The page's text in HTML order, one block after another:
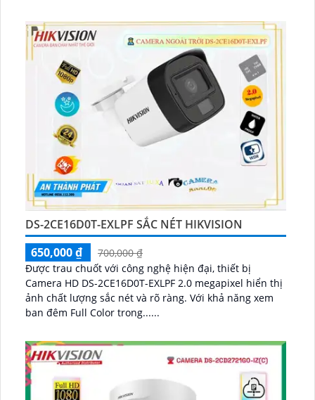
DS-2CE16D0T-EXLPF SẮC NÉT HIKVISION
650,000 ₫
700,000 ₫
Được trau chuốt với công nghệ hiện đại, thiết bị
Camera HD DS-2CE16D0T-EXLPF 2.0 megapixel hiển thị
ảnh chất lượng sắc nét và rõ ràng. Với khả năng xem
ban đêm Full Color trong......